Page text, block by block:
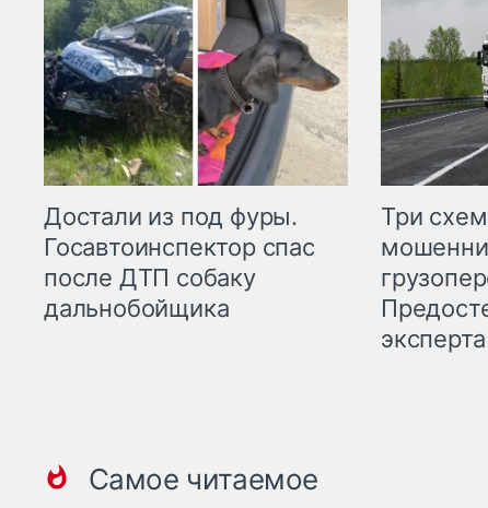
Достали из под фуры.
Госавтоинспектор спас
после ДТП собаку
дальнобойщика
Три
эксперта
Самое читаемое